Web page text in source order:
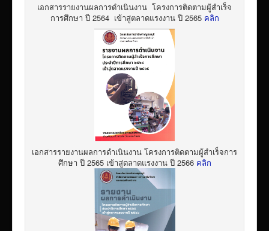
เอกสารรายงานผลการดำเนินงาน โครงการติดตามผู้สำเร็จ
การศึกษา ปี 2564 เข้าสู่ตลาดแรงงาน ปี 2565 คลิก
เอกสารรายงานผลการดำเนินงาน โครงการติดตามผู้สำเร็จการ
ศึกษา ปี 2565 เข้าสู่ตลาดแรงงาน ปี 2566 คลิก